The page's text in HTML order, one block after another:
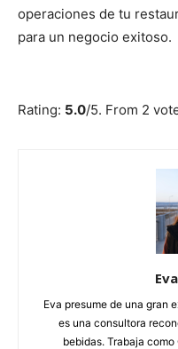
operaciones de tu
para un negocio exitoso.
Rating: 5.0/5. From 2
Eva presume de una gran
es una consultora
bebidas. Trabaja